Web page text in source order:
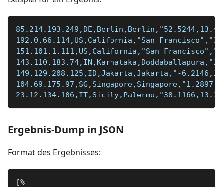
192.0.66.114,US,California,"San
151.101.1.111,US,California,"San
149.129.208.125,ID,Jakarta,Jakarta,"-
Ergebnis-Dump in JSON
Format des Ergebnisses:
[%